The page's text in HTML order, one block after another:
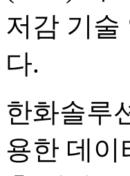
저감 기술
다.
한화솔루
용한 데이